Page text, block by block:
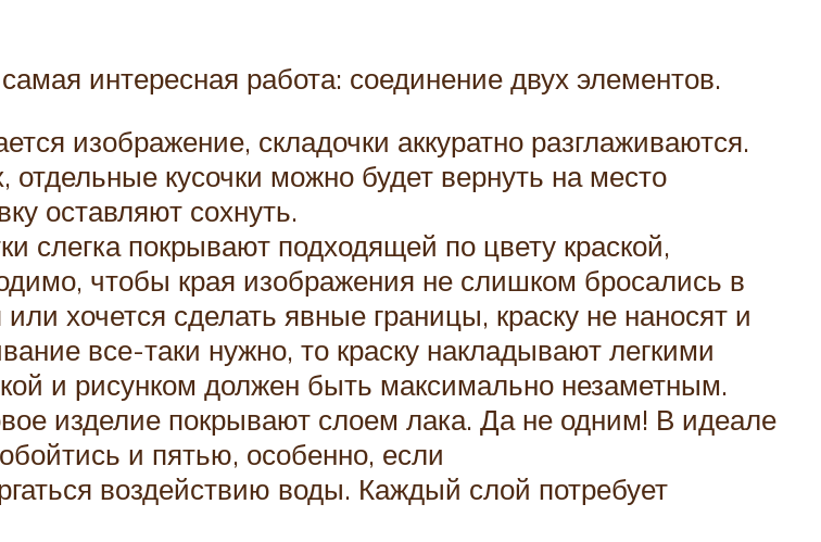
интересная работа: соединение двух элементов.
изображение, складочки аккуратно разглаживаются.
кусочки можно будет вернуть на место
оставляют сохнуть.
слегка покрывают подходящей по цвету краской,
чтобы края изображения не слишком бросались в
хочется сделать явные границы, краску не наносят и
все-таки нужно, то краску накладывают легкими
и рисунком должен быть максимально незаметным.
изделие покрывают слоем лака. Да не одним! В идеале
и пятью, особенно, если
воздействию воды. Каждый слой потребует